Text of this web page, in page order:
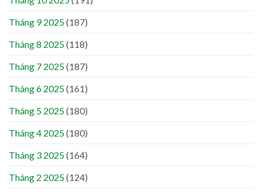
Tháng 9 2025(187)
Tháng 8 2025(118)
Tháng 7 2025(187)
Tháng 6 2025(161)
Tháng 5 2025(180)
Tháng 4 2025(180)
Tháng 3 2025(164)
Tháng 2 2025(124)